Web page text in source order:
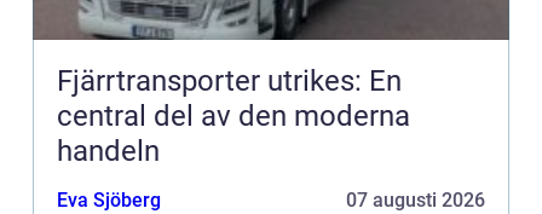
Fjärrtransporter utrikes: En
central del av den moderna
handeln
Eva Sjöberg 07 augusti 2026